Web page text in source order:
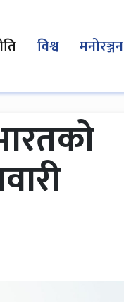
विश्व मनोरञ्जन